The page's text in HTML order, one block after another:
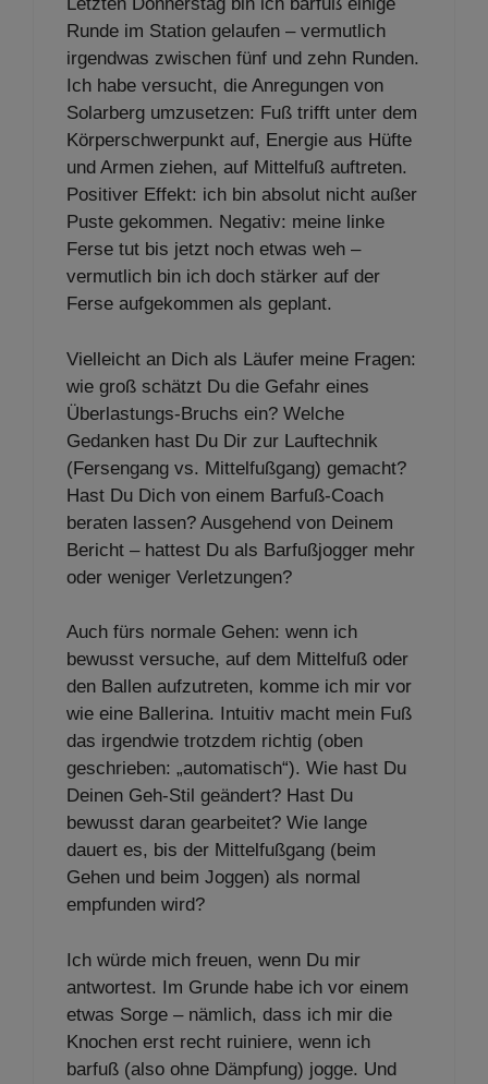
Runde im Station gelaufen – vermutlich
irgendwas zwischen fünf und zehn Runden.
Ich habe versucht, die Anregungen von
Solarberg umzusetzen: Fuß trifft unter dem
Körperschwerpunkt auf, Energie aus Hüfte
und Armen ziehen, auf Mittelfuß auftreten.
Positiver Effekt: ich bin absolut nicht außer
Puste gekommen. Negativ: meine linke
Ferse tut bis jetzt noch etwas weh –
vermutlich bin ich doch stärker auf der
Ferse aufgekommen als geplant.
Vielleicht an Dich als Läufer meine Fragen:
wie groß schätzt Du die Gefahr eines
Überlastungs-Bruchs ein? Welche
Gedanken hast Du Dir zur Lauftechnik
(Fersengang vs. Mittelfußgang) gemacht?
Hast Du Dich von einem Barfuß-Coach
beraten lassen? Ausgehend von Deinem
Bericht – hattest Du als Barfußjogger mehr
oder weniger Verletzungen?
Auch fürs normale Gehen: wenn ich
bewusst versuche, auf dem Mittelfuß oder
den Ballen aufzutreten, komme ich mir vor
wie eine Ballerina. Intuitiv macht mein Fuß
das irgendwie trotzdem richtig (oben
geschrieben: „automatisch“). Wie hast Du
Deinen Geh-Stil geändert? Hast Du
bewusst daran gearbeitet? Wie lange
dauert es, bis der Mittelfußgang (beim
Gehen und beim Joggen) als normal
empfunden wird?
Ich würde mich freuen, wenn Du mir
antwortest. Im Grunde habe ich vor einem
etwas Sorge – nämlich, dass ich mir die
Knochen erst recht ruiniere, wenn ich
barfuß (also ohne Dämpfung) jogge. Und